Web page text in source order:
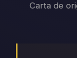
Carta de